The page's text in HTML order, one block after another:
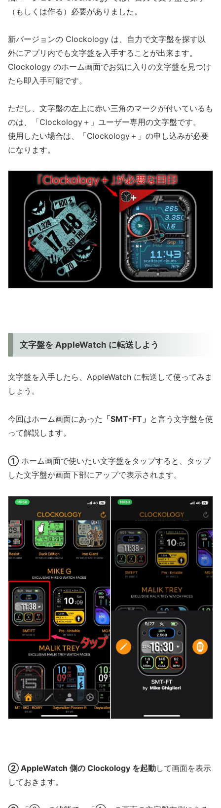
（もしくは作る）必要がありました。
新バージョンの Clockology は、自力で文字盤を探す以
外にアプリ内でも文字盤を入手することが出来ます。
Clockology のホーム画面でお気に入りの文字盤を見つけ
たら即入手可能です。
ただし、文字盤の左上に赤い三角のマークが付いているも
のは、「Clockology＋」ユーザー専用の文字盤です。
使用したい場合は、「Clockology＋」の申し込みが必要
になります。
文字盤を AppleWatch に転送しよう
文字盤を入手したら、AppleWatch に転送して使ってみま
しょう。
今回はホーム画面にあった 「SMT-FT」 と言う文字盤を使
って解説します。
① ホーム画面で使いたい文字盤をタップすると、タップ
した文字盤が画面下部にアップで表示されます。
② AppleWatch 側の Clockology を起動して画面を表示
しておきます。